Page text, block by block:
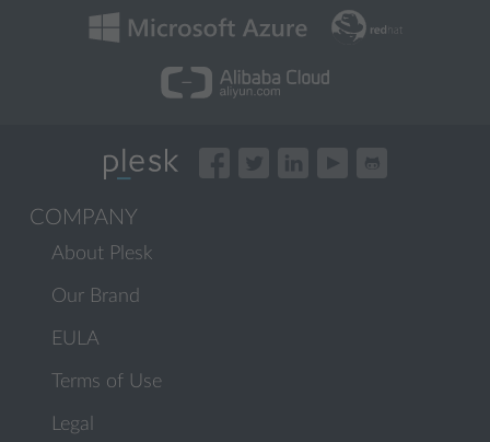
COMPANY
About Plesk
Our Brand
EULA
Terms of Use
Legal